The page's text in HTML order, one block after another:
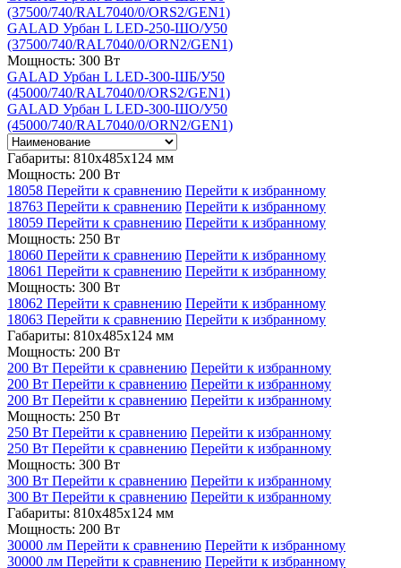
(37500/740/RAL7040/0/ORS2/GEN1)
GALAD Урбан L LED-250-ШО/У50
(37500/740/RAL7040/0/ORN2/GEN1)
Мощность: 300 Вт
GALAD Урбан L LED-300-ШБ/У50
(45000/740/RAL7040/0/ORS2/GEN1)
GALAD Урбан L LED-300-ШО/У50
(45000/740/RAL7040/0/ORN2/GEN1)
Габариты: 810x485x124 мм
Мощность: 200 Вт
18058 Перейти к сравнению Перейти к избранному
18763 Перейти к сравнению Перейти к избранному
18059 Перейти к сравнению Перейти к избранному
Мощность: 250 Вт
18060 Перейти к сравнению Перейти к избранному
18061 Перейти к сравнению Перейти к избранному
Мощность: 300 Вт
18062 Перейти к сравнению Перейти к избранному
18063 Перейти к сравнению Перейти к избранному
Габариты: 810x485x124 мм
Мощность: 200 Вт
200 Вт Перейти к сравнению Перейти к избранному
200 Вт Перейти к сравнению Перейти к избранному
200 Вт Перейти к сравнению Перейти к избранному
Мощность: 250 Вт
250 Вт Перейти к сравнению Перейти к избранному
250 Вт Перейти к сравнению Перейти к избранному
Мощность: 300 Вт
300 Вт Перейти к сравнению Перейти к избранному
300 Вт Перейти к сравнению Перейти к избранному
Габариты: 810x485x124 мм
Мощность: 200 Вт
30000 лм Перейти к сравнению Перейти к избранному
30000 лм Перейти к сравнению Перейти к избранному